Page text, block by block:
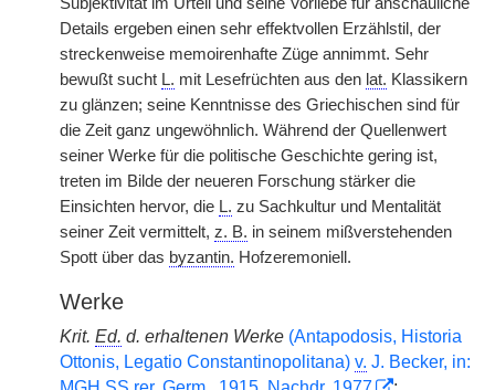
Details ergeben einen sehr effektvollen Erzählstil, der
streckenweise memoirenhafte Züge annimmt. Sehr
bewußt sucht L. mit Lesefrüchten aus den lat. Klassikern
zu glänzen; seine Kenntnisse des Griechischen sind für
die Zeit ganz ungewöhnlich. Während der Quellenwert
seiner Werke für die politische Geschichte gering ist,
treten im Bilde der neueren Forschung stärker die
Einsichten hervor, die L. zu Sachkultur und Mentalität
seiner Zeit vermittelt, z. B. in seinem mißverstehenden
Spott über das byzantin. Hofzeremoniell.
Werke
Krit. Ed. d. erhaltenen Werke (Antapodosis, Historia
Ottonis, Legatio Constantinopolitana) v. J. Becker, in: